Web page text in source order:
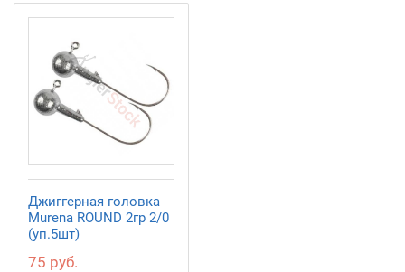
Джиггерная головка
Murena ROUND 2гр 2/0
(уп.5шт)
75 руб.